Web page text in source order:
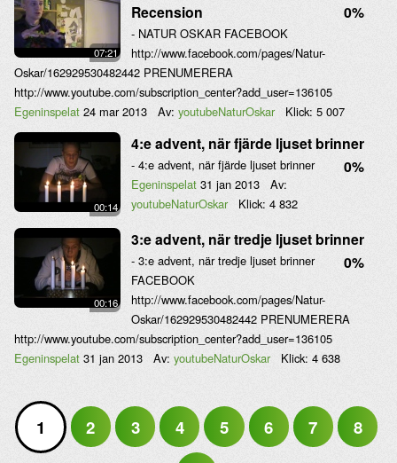
07:21
Recension
0%
- NATUR OSKAR FACEBOOK
http://www.facebook.com/pages/Natur-
Oskar/162929530482442 PRENUMERERA
http://www.youtube.com/subscription_center?add_user=136105
Egeninspelat 24 mar 2013 Av: youtubeNaturOskar Klick: 5 007
00:14
4:e advent, när fjärde ljuset brinner
0%
- 4:e advent, när fjärde ljuset brinner
Egeninspelat 31 jan 2013
Av:
youtubeNaturOskar
Klick: 4 832
00:16
3:e advent, när tredje ljuset brinner
0%
- 3:e advent, när tredje ljuset brinner
FACEBOOK
http://www.facebook.com/pages/Natur-
Oskar/162929530482442 PRENUMERERA
http://www.youtube.com/subscription_center?add_user=136105
Egeninspelat 31 jan 2013 Av: youtubeNaturOskar Klick: 4 638
1 2 3 4 5 6 7 8